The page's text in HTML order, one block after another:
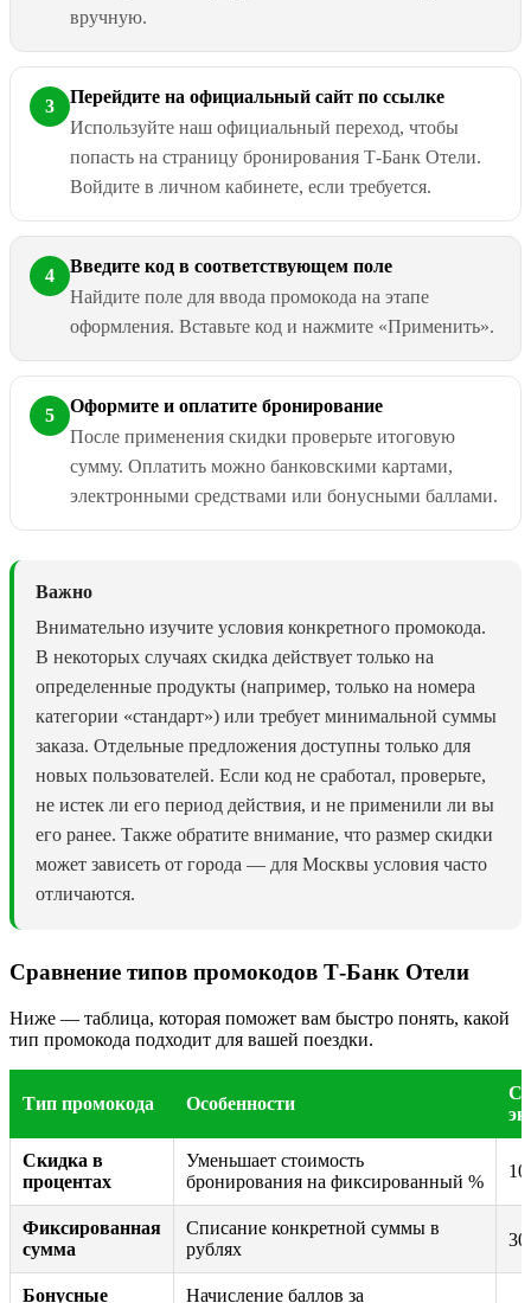
вручную.
3
Перейдите на официальный сайт по ссылке
Используйте наш официальный переход, чтобы
попасть на страницу бронирования Т-Банк Отели.
Войдите в личном кабинете, если требуется.
4
Введите код в соответствующем поле
Найдите поле для ввода промокода на этапе
оформления. Вставьте код и нажмите «Применить».
5
Оформите и оплатите бронирование
После применения скидки проверьте итоговую
сумму. Оплатить можно банковскими картами,
электронными средствами или бонусными баллами.
Важно
Внимательно изучите условия конкретного промокода.
В некоторых случаях скидка действует только на
определенные продукты (например, только на номера
категории «стандарт») или требует минимальной суммы
заказа. Отдельные предложения доступны только для
новых пользователей. Если код не сработал, проверьте,
не истек ли его период действия, и не применили ли вы
его ранее. Также обратите внимание, что размер скидки
может зависеть от города — для Москвы условия часто
отличаются.
Сравнение типов промокодов Т-Банк Отели
Ниже — таблица, которая поможет вам быстро понять, какой
тип промокода подходит для вашей поездки.
Тип промокода Особенности
Скидка в
процентах
Уменьшает стоимость
бронирования на фиксированный %
Фиксированная
сумма
Списание конкретной суммы в
рублях
Бонусные Начисление баллов за